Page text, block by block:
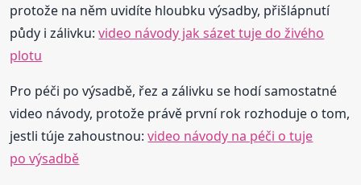
protože na něm uvidíte hloubku výsadby, přišlápnutí
půdy i zálivku:video návody jak sázet tuje do živého
plotu
Pro péči po výsadbě, řez a zálivku se hodí samostatné
video návody, protože právě první rok rozhoduje o tom,
jestli túje zahoustnou:video návody na péči o tuje
po výsadbě